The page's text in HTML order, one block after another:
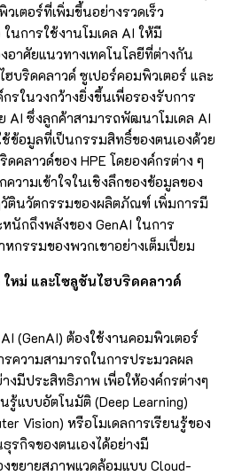
เตอร์ที่เพิ่มขึ้นอย่างรวดเร็ว
ในการใช้งานโมเดล AI ให้มี
าศัยแนวทางเทคโนโลยีที่ต่างกัน
บริดคลาวด์ ซูเปอร์คอมพิวเตอร์ และ
รในวงกว้างยิ่งขึ้นเพื่อรองรับการ
AI ซึ่งลูกค้าสามารถพัฒนาโมเดล AI
ข้อมูลที่เป็นกรรมสิทธิ์ของตนเองด้วย
คลาวด์ของ HPE โดยองค์กรต่าง ๆ
วามเข้าใจในเชิงลึกของข้อมูลของ
วัตินวัตกรรมของผลิตภัณฑ์ เพิ่มการมี
นักถึงพลังของ GenAI ในการ
กรรมของพวกเขาอย่างเต็มเปี่ยม
หม่ และโซลูชันไฮบริดคลาวด์
(GenAI) ต้องใช้งานคอมพิวเตอร์
ความสามารถในการประมวลผล
งมีประสิทธิภาพ เพื่อให้องค์กรต่างๆ
รู้แบบอัตโนมัติ (Deep Learning)
Vision) หรือโมเดลการเรียนรู้ของ
รกิจของตนเองได้อย่างมี
ขยายสภาพแวดล้อมแบบ Cloud-